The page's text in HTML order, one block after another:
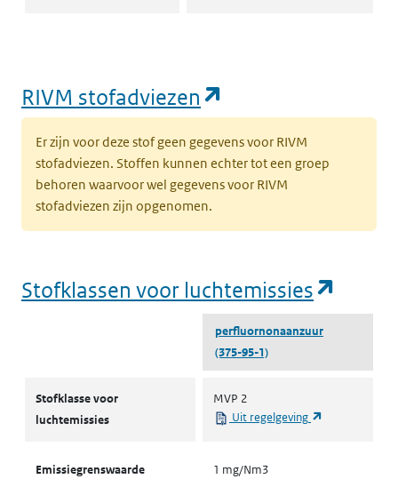
RIVM stofadviezen
Er zijn voor deze stof geen gegevens voor RIVM
stofadviezen. Stoffen kunnen echter tot een groep
behoren waarvoor wel gegevens voor RIVM
stofadviezen zijn opgenomen.
Stofklassen voor luchtemissies
perfluornonaanzuur
(375-95-1)
Stofklasse voor
luchtemissies
MVP 2
Uit regelgeving
Emissiegrenswaarde 1 mg/Nm3